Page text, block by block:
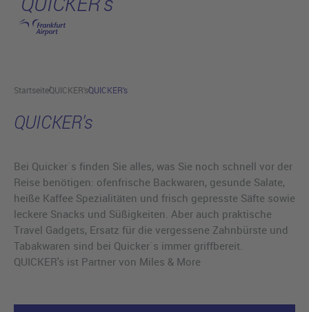
Hauptinhalt anspringen
StartseiteQUICKER'sQUICKER's
QUICKER's
Bei Quicker´s finden Sie alles, was Sie noch schnell vor der
Reise benötigen: ofenfrische Backwaren, gesunde Salate,
heiße Kaffee Spezialitäten und frisch gepresste Säfte sowie
leckere Snacks und Süßigkeiten. Aber auch praktische
Travel Gadgets, Ersatz für die vergessene Zahnbürste und
Tabakwaren sind bei Quicker´s immer griffbereit.
QUICKER's ist Partner von Miles & More